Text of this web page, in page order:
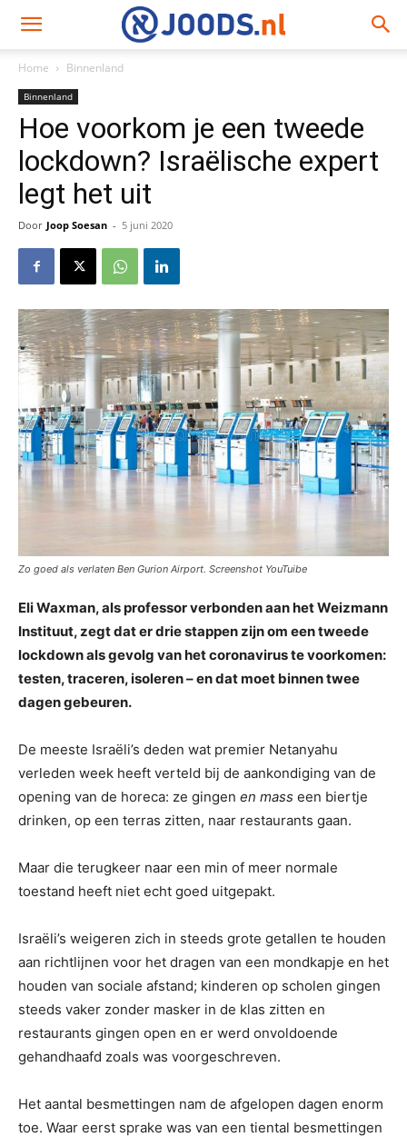
Home Binnenland
Binnenland
Hoe voorkom je een tweede
lockdown? Israëlische expert
legt het uit
Door Joop Soesan - 5 juni 2020
Zo goed als verlaten Ben Gurion Airport. Screenshot YouTuibe
Eli Waxman, als professor verbonden aan het Weizmann
Instituut, zegt dat er drie stappen zijn om een tweede
lockdown als gevolg van het coronavirus te voorkomen:
testen, traceren, isoleren – en dat moet binnen twee
dagen gebeuren.
De meeste Israëli’s deden wat premier Netanyahu
verleden week heeft verteld bij de aankondiging van de
opening van de horeca: ze gingen en mass een biertje
drinken, op een terras zitten, naar restaurants gaan.
Maar die terugkeer naar een min of meer normale
toestand heeft niet echt goed uitgepakt.
Israëli’s weigeren zich in steeds grote getallen te houden
aan richtlijnen voor het dragen van een mondkapje en het
houden van sociale afstand; kinderen op scholen gingen
steeds vaker zonder masker in de klas zitten en
restaurants gingen open en er werd onvoldoende
gehandhaafd zoals was voorgeschreven.
Het aantal besmettingen nam de afgelopen dagen enorm
toe. Waar eerst sprake was van een tiental besmettingen